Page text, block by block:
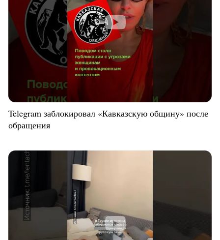
Telegram заблокировал «Кавказскую общину» после
обращения